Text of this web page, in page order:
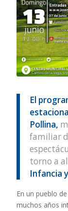
El
Pollina,
familiar
torno a
Infancia
En un pueblo
muchos años